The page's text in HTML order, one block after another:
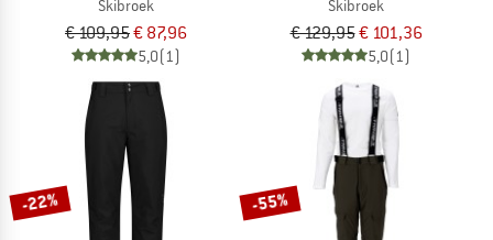
Skibroek
€ 109,95€ 87,96
5,0(1)
Skibroek
€ 129,95€ 101,36
5,0(1)
-22% -55%